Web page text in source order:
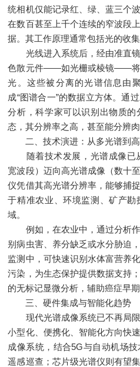
统相机仅能记录红、绿、蓝三个
在数百甚至上千个连续的窄波段
据。其工作原理通常包括光的收
光线进入系统后，经由准直镜
色散元件——如光栅或棱镜——将
光。这些被分离的光谱信息由
成“图谱合一”的数据立方体。通
分析，科学家可以识别出物质的
态，其分辨率之高，甚至能分辨
二、技术演进：从多光谱到高
随着技术发展，光谱成像已
宽波段）迈向高光谱成像（数十
仪凭借其高光谱分辨率，能够捕
于精准农业、环境监测、矿产
域。
例如，在农业中，通过分析作
别病虫害、养分缺乏或水分胁迫
监测中，可快速识别水体富营养
污染，为生态保护提供数据支持
的无标记显微分析，辅助癌症早期
三、硬件集成与智能化趋势
现代光谱成像系统已不再局限
小型化、便携化、智能化方向快
成像系统，结合5G与自动机场
遥感巡查；芯片级光谱仪则有望